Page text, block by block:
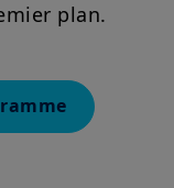
plan.